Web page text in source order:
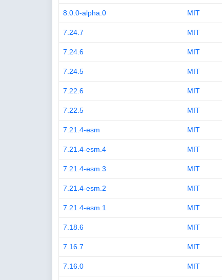
8.0.0-alpha.0 MIT
7.24.7 MIT
7.24.6 MIT
7.24.5 MIT
7.22.6 MIT
7.22.5 MIT
7.21.4-esm MIT
7.21.4-esm.4 MIT
7.21.4-esm.3 MIT
7.21.4-esm.2 MIT
7.21.4-esm.1 MIT
7.18.6 MIT
7.16.7 MIT
7.16.0 MIT